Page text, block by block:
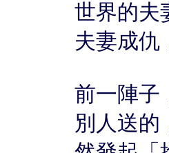
世界的夫
夫妻成仇
前一陣子
別人送的